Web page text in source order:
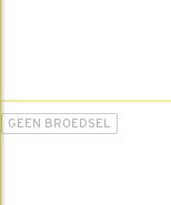
GEEN BROEDSEL